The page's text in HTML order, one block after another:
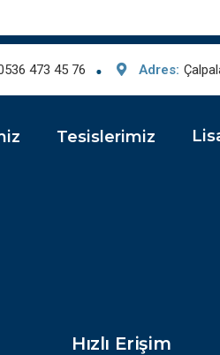
473 45 76 Adres:
Tesislerimiz
Hızlı Erişim